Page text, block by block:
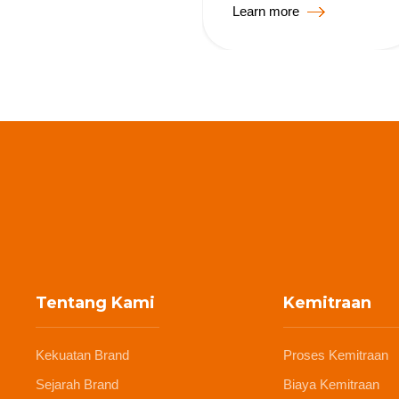
Learn more
Tentang Kami
Kekuatan Brand
Sejarah Brand
Kemitraan
Proses Kemitraan
Biaya Kemitraan